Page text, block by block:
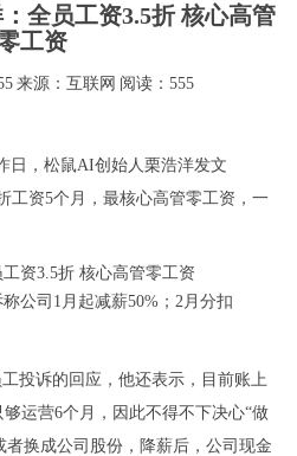
全员工资3.5折 核心高管
工资
来源：互联网 阅读：555
日，松鼠AI创始人栗浩洋发文
工资5个月，最核心高管零工资，一
公司1月起减薪50%；2月分扣
投诉的回应，他还表示，目前账上
运营6个月，因此不得不下决心“做
换成公司股份，降薪后，公司现金